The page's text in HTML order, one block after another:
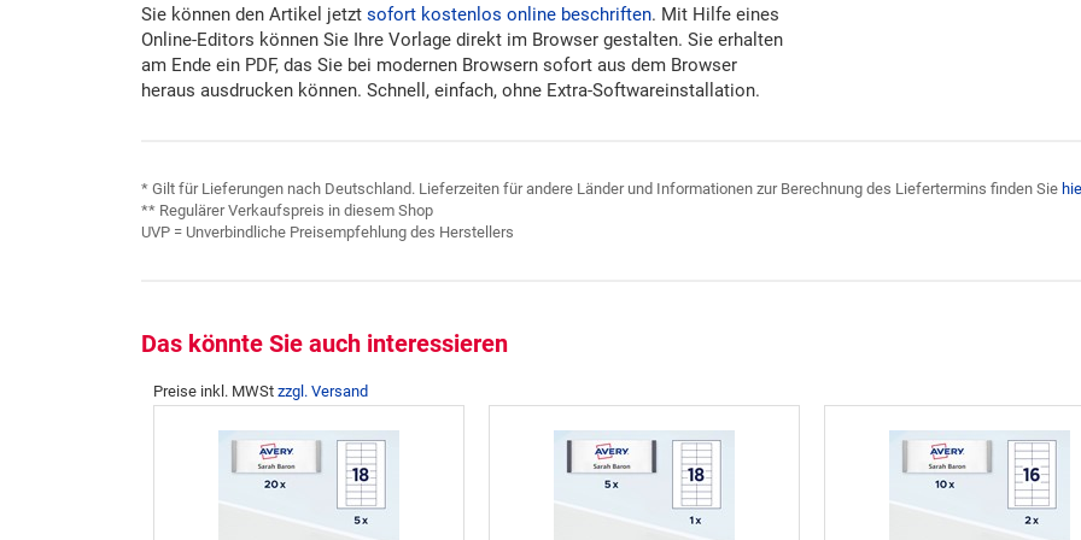
Sie können den Artikel jetzt sofort kostenlos online beschriften. Mit Hilfe eines
Online-Editors können Sie Ihre Vorlage direkt im Browser gestalten. Sie erhalten
am Ende ein PDF, das Sie bei modernen Browsern sofort aus dem Browser
heraus ausdrucken können. Schnell, einfach, ohne Extra-Softwareinstallation.
* Gilt für Lieferungen nach Deutschland. Lieferzeiten für andere Länder und Informationen zur Berechnung des Liefertermins finden Sie
** Regulärer Verkaufspreis in diesem Shop
UVP = Unverbindliche Preisempfehlung des Herstellers
Das könnte Sie auch interessieren
Preise inkl. MWSt zzgl. Versand